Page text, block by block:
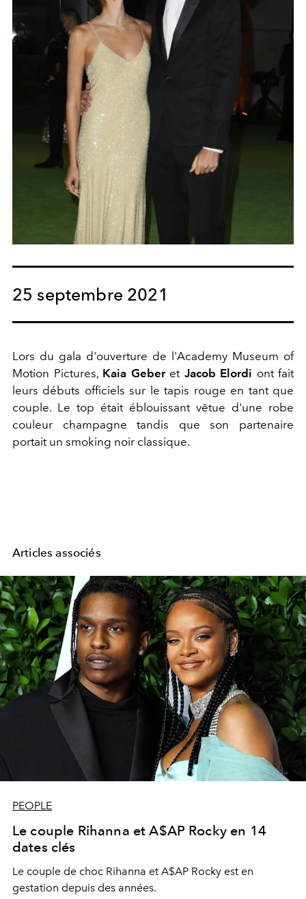
25 septembre 2021
Lors du gala d'ouverture de l'Academy Museum of
Motion Pictures, Kaia Geberet Jacob Elordi ont fait
leurs débuts officiels sur le tapis rouge en tant que
couple. Le top était éblouissant vêtue d'une robe
couleur champagne tandis que son partenaire
portait un smoking noir classique.
Articles associés
PEOPLE
Le couple Rihanna et A$AP Rocky en 14
dates clés
Le couple de choc Rihanna et A$AP Rocky est en
gestation depuis des années.